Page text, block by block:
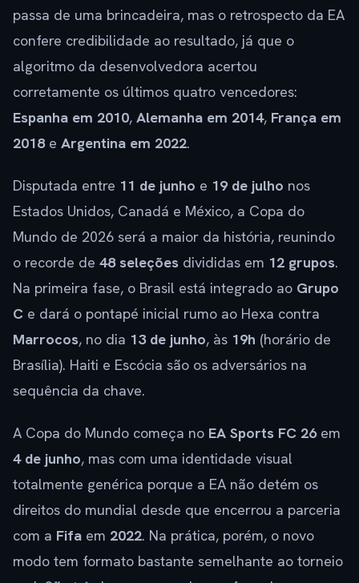
passa de uma brincadeira, mas o retrospecto da EA
confere credibilidade ao resultado, já que o
algoritmo da desenvolvedora acertou
corretamente os últimos quatro vencedores:
Espanha em 2010, Alemanha em 2014, França em
2018e Argentina em 2022.
Disputada entre 11 de junho e 19 de julho nos
Estados Unidos, Canadá e México, a Copa do
Mundo de 2026 será a maior da história, reunindo
o recorde de 48 seleções divididas em 12 grupos.
Na primeira fase, o Brasil está integrado ao Grupo
C e dará o pontapé inicial rumo ao Hexa contra
Marrocos, no dia 13 de junho, às 19h (horário de
Brasília). Haiti e Escócia são os adversários na
sequência da chave.
A Copa do Mundo começa no EA Sports FC 26em
4 de junho, mas com uma identidade visual
totalmente genérica porque a EA não detém os
direitos do mundial desde que encerrou a parceria
com a Fifa em 2022. Na prática, porém, o novo
modo tem formato bastante semelhante ao torneio